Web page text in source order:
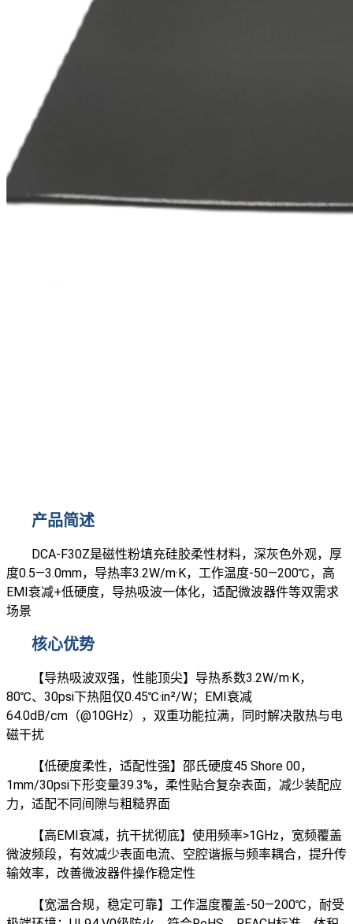
产品简述
DCA-F30Z是磁性粉填充硅胶柔性材料，深灰色外观，厚
度0.5—3.0mm，导热率3.2W/m·K，工作温度-50—200℃，高
EMI衰减+低硬度，导热吸波一体化，适配微波器件等双需求
场景
核心优势
【导热吸波双强，性能顶尖】导热系数3.2W/m·K，
80℃、30psi下热阻仅0.45℃·in²/W；EMI衰减
64.0dB/cm（@10GHz），双重功能拉满，同时解决散热与电
磁干扰
【低硬度柔性，适配性强】邵氏硬度45 Shore 00，
1mm/30psi下形变量39.3%，柔性贴合复杂表面，减少装配应
力，适配不同间隙与粗糙界面
【高EMI衰减，抗干扰彻底】使用频率>1GHz，宽频覆盖
微波频段，有效减少表面电流、空腔谐振与频率耦合，提升传
输效率，改善微波器件操作稳定性
【宽温合规，稳定可靠】工作温度覆盖-50—200℃，耐受